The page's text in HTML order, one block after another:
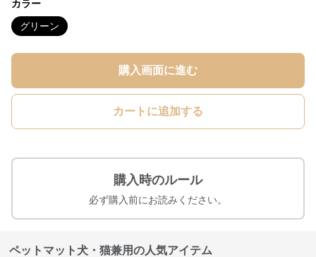
カラー
グリーン
購入画面に進む
カートに追加する
購入時のルール
必ず購入前にお読みください。
ペットマット犬・猫兼用の人気アイテム